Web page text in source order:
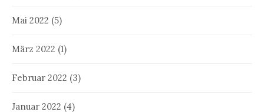
Mai 2022 (5)
März 2022 (1)
Februar 2022 (3)
Januar 2022 (4)